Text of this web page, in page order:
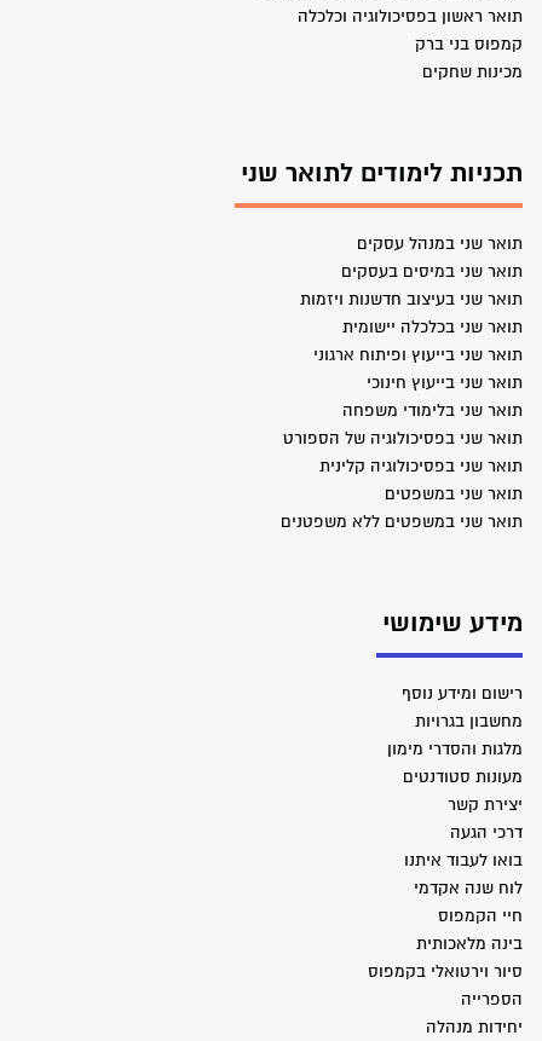
תואר ראשון בפסיכולוגיה וכלכלה
קמפוס בני ברק
מכינות שחקים
תכניות לימודים לתואר שני
תואר שני במנהל עסקים
תואר שני במיסים בעסקים
תואר שני בעיצוב חדשנות ויזמות
תואר שני בכלכלה יישומית
תואר שני בייעוץ ופיתוח ארגוני
תואר שני בייעוץ חינוכי
תואר שני בלימודי משפחה
תואר שני בפסיכולוגיה של הספורט
תואר שני בפסיכולוגיה קלינית
תואר שני במשפטים
תואר שני במשפטים ללא משפטנים
מידע שימושי
רישום ומידע נוסף
מחשבון בגרויות
מלגות והסדרי מימון
מעונות סטודנטים
יצירת קשר
דרכי הגעה
בואו לעבוד איתנו
לוח שנה אקדמי
חיי הקמפוס
בינה מלאכותית
סיור וירטואלי בקמפוס
הספרייה
יחידות מנהלה